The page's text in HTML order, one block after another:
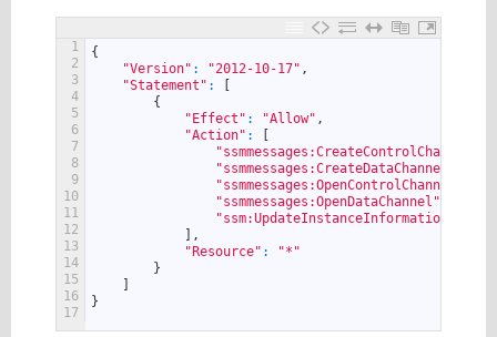
1
2
3
4
5
6
7
8
9
10
11
12
13
14
15
16
17
{
"Version" : "2012-10-17" ,
"Statement" :
[
{
"Effect" : "Allow" ,
"Action" :
[
"ssmmessages:CreateControlChannel"
"ssmmessages:CreateDataChannel"
"ssmmessages:OpenControlChannel"
"ssmmessages:OpenDataChannel"
"ssm:UpdateInstanceInformation"
] ,
"Resource" :
"*"
}
]
}